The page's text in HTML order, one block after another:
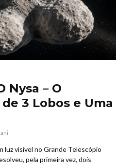
Nysa – O
3 Lobos e Uma
luz visível no Grande Telescópio
pela primeira vez, dois